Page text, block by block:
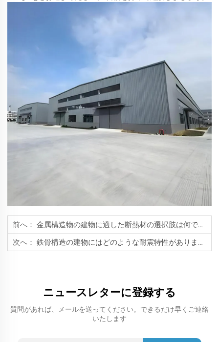
前へ： 金属構造物の建物に適した断熱材の選択肢は何ですか？
次へ： 鉄骨構造の建物にはどのような耐震特性がありますか？
ニュースレターに登録する
質問があれば、メールを送ってください。できるだけ早くご連絡
いたします